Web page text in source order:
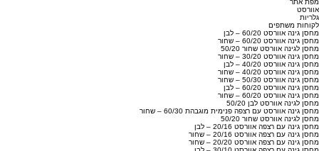
מפת אתר
אוורסט
גלריות
לקוחות משתפים
מחסן גינה אוורסט 60/20 – לבן
מחסן גינה אוורסט 60/20 – שחור
מחסן לגינה אוורסט שחור 50/20
מחסן גינה אוורסט 30/20 – שחור
מחסן גינה אוורסט 40/20 – לבן
מחסן גינה אוורסט 40/20 – שחור
מחסן גינה אוורסט 50/30 – שחור
מחסן גינה אוורסט 60/20 – לבן
מחסן גינה אוורסט 60/20 – שחור
מחסן לגינה אוורסט לבן 50/20
מחסן גינה אוורסט עם רצפה פנימית מוגבהת 60/30 – שחור
מחסן לגינה אוורסט שחור 50/20
מחסן גינה עם רצפה אוורסט 20/16 – לבן
מחסן גינה עם רצפה אוורסט 20/16 – שחור
מחסן גינה עם רצפה אוורסט 20/20 – שחור